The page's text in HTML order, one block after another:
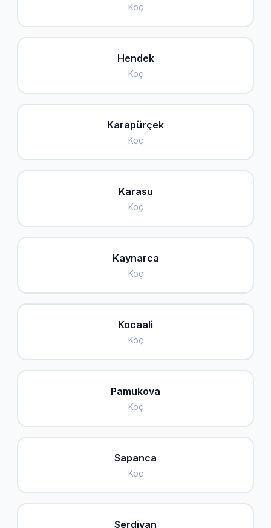
Koç
Hendek
Koç
Karapürçek
Koç
Karasu
Koç
Kaynarca
Koç
Kocaali
Koç
Pamukova
Koç
Sapanca
Koç
Serdivan